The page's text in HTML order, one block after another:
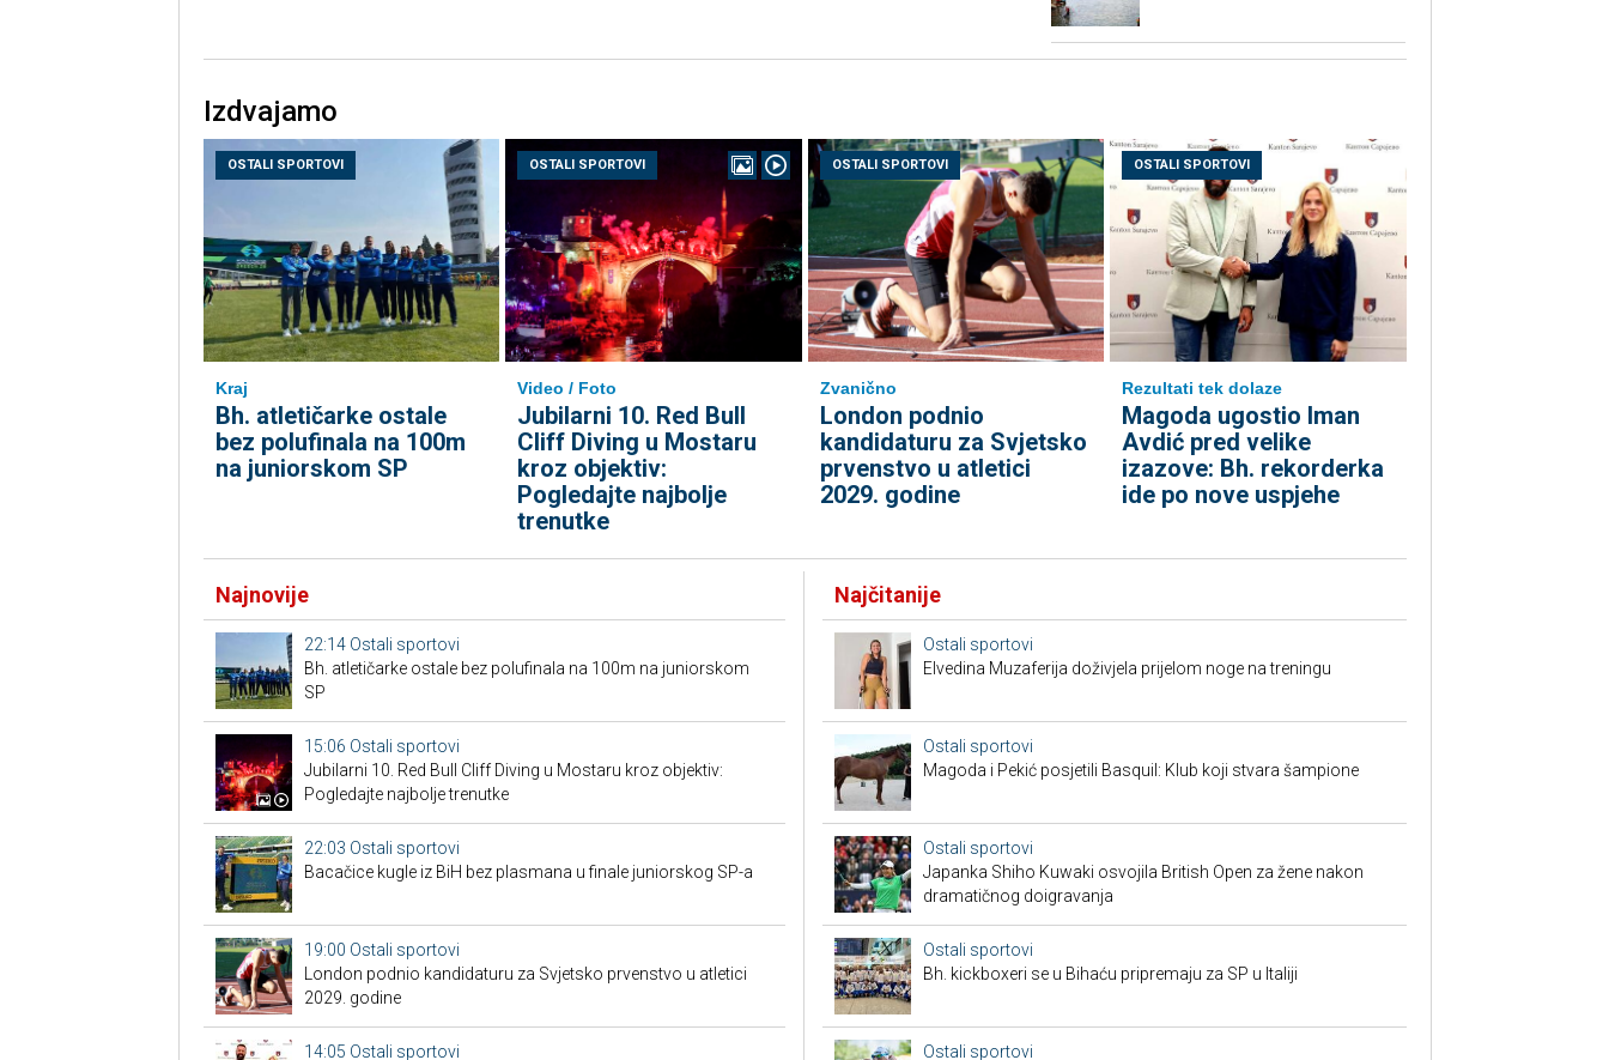
Izdvajamo
OSTALI SPORTOVI
Kraj
Bh. atletičarke ostale
bez polufinala na 100m
na juniorskom SP
OSTALI SPORTOVI
Video / Foto
Jubilarni 10. Red Bull
Cliff Diving u Mostaru
kroz objektiv:
Pogledajte najbolje
trenutke
OSTALI SPORTOVI
Zvanično
London podnio
kandidaturu za Svjetsko
prvenstvo u atletici
2029. godine
OSTALI SPORTOVI
Rezultati tek dolaze
Magoda ugostio Iman
Avdić pred velike
izazove: Bh. rekorderka
ide po nove uspjehe
Najnovije
22:14 Ostali sportovi
Bh. atletičarke ostale bez polufinala na 100m na juniorskom
SP
15:06 Ostali sportovi
Jubilarni 10. Red Bull Cliff Diving u Mostaru kroz objektiv:
Pogledajte najbolje trenutke
22:03 Ostali sportovi
Bacačice kugle iz BiH bez plasmana u finale juniorskog SP-a
19:00 Ostali sportovi
London podnio kandidaturu za Svjetsko prvenstvo u atletici
2029. godine
14:05 Ostali sportovi
Najčitanije
Ostali sportovi
Elvedina Muzaferija doživjela prijelom noge na treningu
Ostali sportovi
Magoda i Pekić posjetili Basquil: Klub koji stvara šampione
Ostali sportovi
Japanka Shiho Kuwaki osvojila British Open za žene nakon
dramatičnog doigravanja
Ostali sportovi
Bh. kickboxeri se u Bihaću pripremaju za SP u Italiji
Ostali sportovi